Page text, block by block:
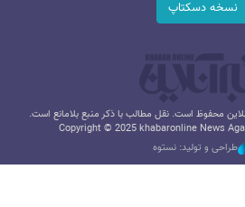
نسخه دسکتاپ
محفوظ است. نقل مطالب با ذکر منبع بلامانع است.
Copyright © 2025 khabaronline News
طراحی و تولید: نستوه